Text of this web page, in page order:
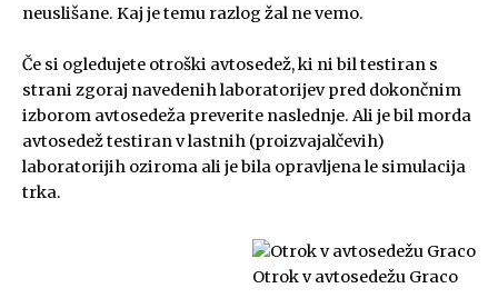
neuslišane. Kaj je temu razlog žal ne vemo.
Če si ogledujete otroški avtosedež, ki ni bil testiran s
strani zgoraj navedenih laboratorijev pred dokončnim
izborom avtosedeža preverite naslednje. Ali je bil morda
avtosedež testiran v lastnih (proizvajalčevih)
laboratorijih oziroma ali je bila opravljena le simulacija
trka.
Otrok v avtosedežu Graco